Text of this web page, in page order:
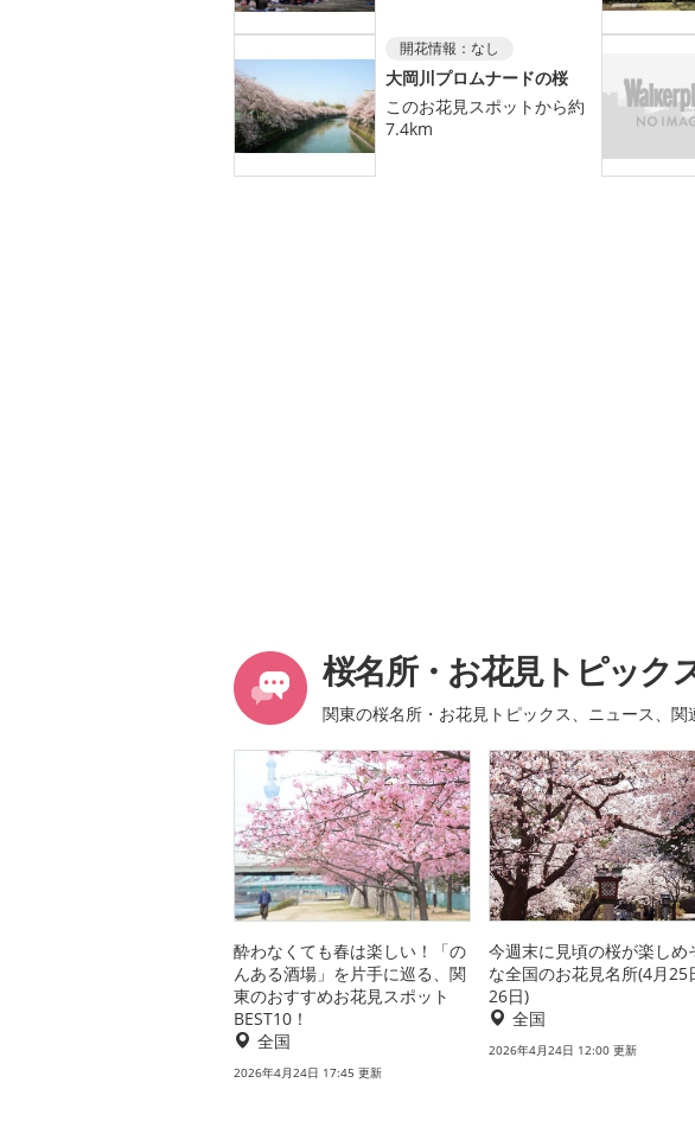
開花情報： なし
大岡川プロムナードの桜
このお花見スポットから約
7.4km
桜名所・お花見トピック
関東の桜名所・お花見トピックス、ニュース、関
酔わなくても春は楽しい！「の
んある酒場」を片手に巡る、関
東のおすすめお花見スポット
BEST10！
全国
2026年4月24日 17:45 更新
今週末に見頃の桜が楽しめ
な全国のお花見名所(4月25
26日)
全国
2026年4月24日 12:00 更新